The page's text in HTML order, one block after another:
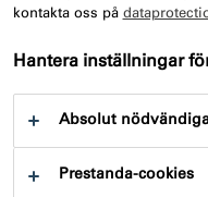
kontakta oss på
Hantera inställningar
Absolut
Prestanda-cookies